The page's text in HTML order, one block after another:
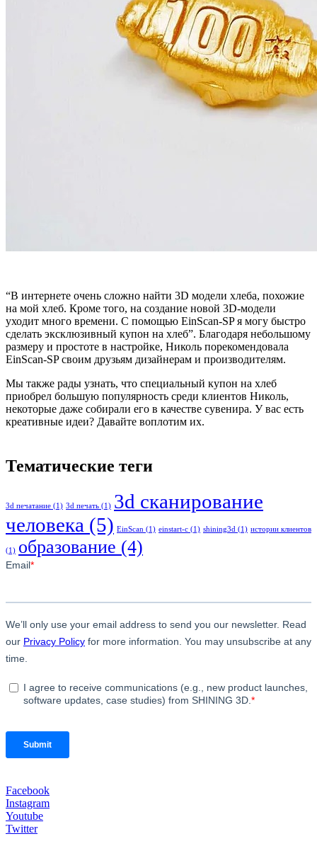
“В интернете очень сложно найти 3D модели хлеба, похожие
на мой хлеб. Кроме того, на создание новой 3D-модели
уходит много времени. С помощью EinScan-SP я могу быстро
сделать эксклюзивный купон на хлеб”. Благодаря небольшому
размеру и простоте в настройке, Николь порекомендовала
EinScan-SP своим друзьям дизайнерам и производителям.
Мы также рады узнать, что специальный купон на хлеб
приобрел большую популярность среди клиентов Николь,
некоторые даже собирали его в качестве сувенира. У вас есть
креативные идеи? Давайте воплотим их.
Тематические теги
3d печатание (1) 3d печать (1) 3d сканирование
человека (5) EinScan (1) einstart-c (1) shining3d (1) истории клиентов
(1) образование (4)
Facebook
Instagram
Youtube
Twitter